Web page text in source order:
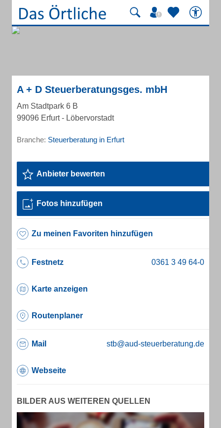
A + D Steuerberatungsges. mbH
Am Stadtpark 6 B
99096 Erfurt - Löbervorstadt
Branche: Steuerberatung in Erfurt
Anbieter bewerten
Fotos hinzufügen
Zu meinen Favoriten hinzufügen
Festnetz
Karte anzeigen
Routenplaner
Mail stb@aud-steuerberatung.de
Webseite
BILDER AUS WEITEREN QUELLEN